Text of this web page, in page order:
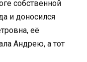
собственной
и доносился
её
Андрею, а тот